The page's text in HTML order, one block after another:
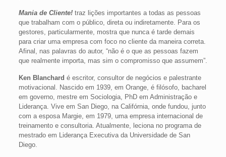
Mania de Cliente!traz lições importantes a todas as pessoas
que trabalham com o público, direta ou indiretamente. Para os
gestores, particularmente, mostra que nunca é tarde demais
para criar uma empresa com foco no cliente da maneira correta.
Afinal, nas palavras do autor, “não é o que as pessoas fazem
que realmente importa, mas sim o compromisso que assumem”.
Ken Blanchard é escritor, consultor de negócios e palestrante
motivacional. Nascido em 1939, em Orange, é filósofo, bacharel
em governo, mestre em Sociologia, PhD em Administração e
Liderança. Vive em San Diego, na Califórnia, onde fundou, junto
com a esposa Margie, em 1979, uma empresa internacional de
treinamento e consultoria. Atualmente, leciona no programa de
mestrado em Liderança Executiva da Universidade de San
Diego.